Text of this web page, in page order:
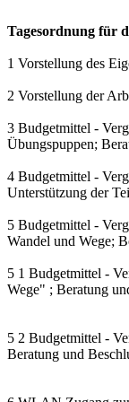
Tagesordnung für
1 Vorstellung des
2 Vorstellung der
3 Budgetmittel -
Übungspuppen;
4 Budgetmittel -
Unterstützung der
5 Budgetmittel -
Wandel und Wege;
5 1 Budgetmittel -
Wege" ; Beratung
5 2 Budgetmittel -
Beratung und